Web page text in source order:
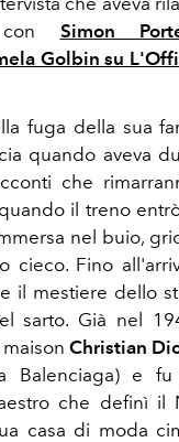
Simon
Golbin su
fuga della sua
quando aveva
che
il treno
nel buio,
cieco. Fino
il mestiere dello
sarto. Già nel
maisonChristian
Balenciaga) e
che definì il
casa di moda